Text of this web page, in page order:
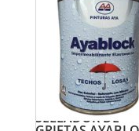
SELLADOR DE